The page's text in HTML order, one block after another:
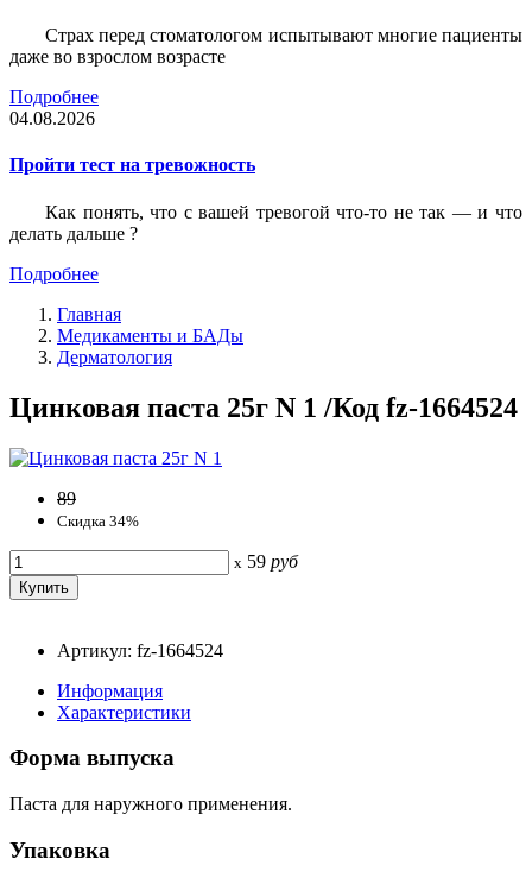
Страх перед стоматологом испытывают многие пациенты
даже во взрослом возрасте
Подробнее
04.08.2026
Пройти тест на тревожность
Как понять, что с вашей тревогой что-то не так — и что
делать дальше ?
Подробнее
Главная
Медикаменты и БАДы
Дерматология
Цинковая паста 25г N 1 /Код fz-1664524
89
Скидка 34%
x 59 руб
Артикул: fz-1664524
Информация
Характеристики
Форма выпуска
Паста для наружного применения.
Упаковка